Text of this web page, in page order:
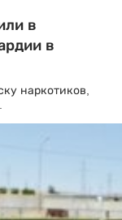
в
в
наркотиков,